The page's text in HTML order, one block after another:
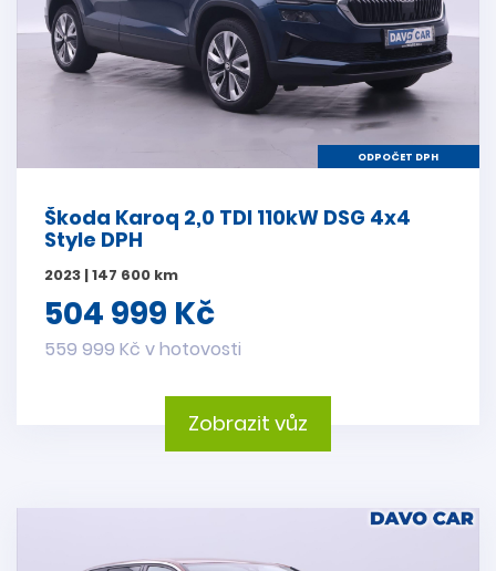
ODPOČET DPH
Škoda Karoq 2,0 TDI 110kW DSG 4x4
Style DPH
2023 | 147 600 km
504 999 Kč
559 999 Kč v hotovosti
Zobrazit vůz